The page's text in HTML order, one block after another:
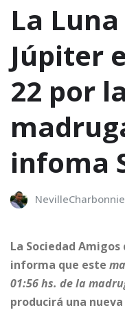
La
Júpiter
22 por la
infoma
La Sociedad
informa que este
01:56 hs. de la
producirá una